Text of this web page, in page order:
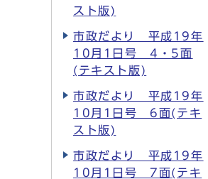
スト版)
市政だより 平成19年
10月1日号 4・5面
(テキスト版)
市政だより 平成19年
10月1日号 6面(テキ
スト版)
市政だより 平成19年
10月1日号 7面(テキ